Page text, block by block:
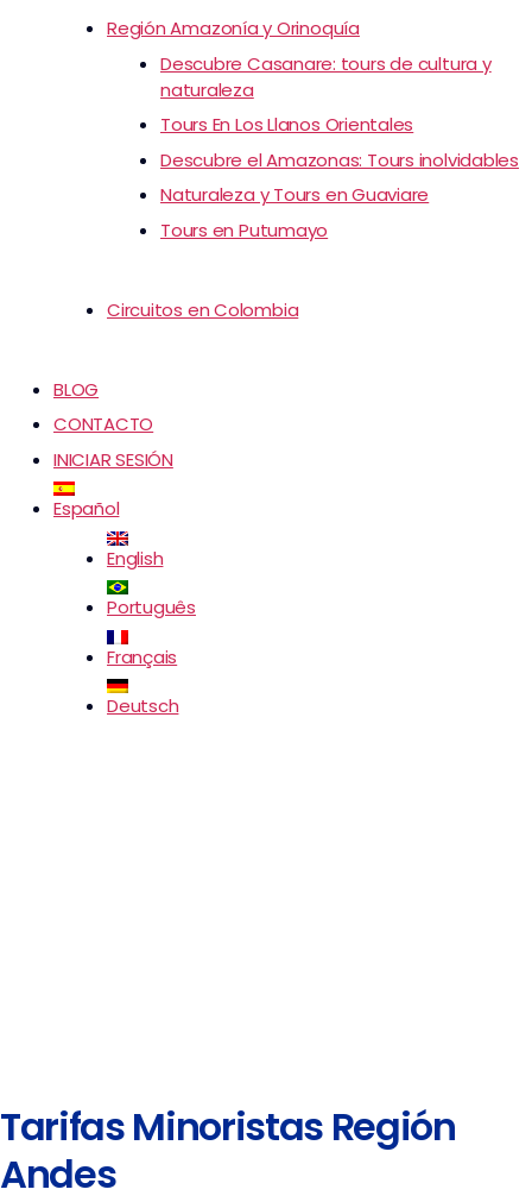
Región Amazonía y Orinoquía
Descubre Casanare: tours de cultura y
naturaleza
Tours En Los Llanos Orientales
Descubre el Amazonas: Tours inolvidables
Naturaleza y Tours en Guaviare
Tours en Putumayo
Circuitos en Colombia
BLOG
CONTACTO
INICIAR SESIÓN
Español
English
Português
Français
Deutsch
Tarifas Minoristas Región
Andes